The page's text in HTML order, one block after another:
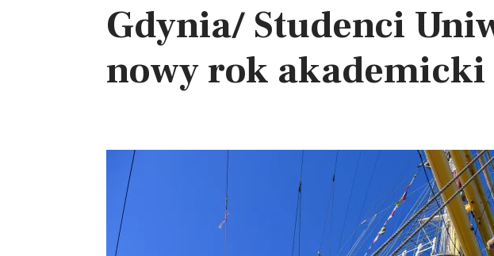
Gdynia/ Studenci
nowy rok akademicki